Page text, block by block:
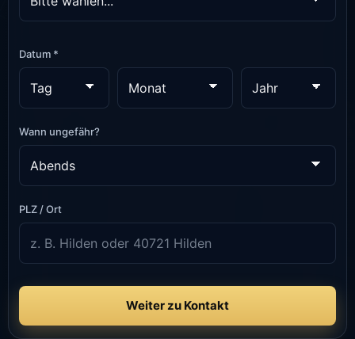
Datum *
Wann ungefähr?
PLZ / Ort
Weiter zu Kontakt